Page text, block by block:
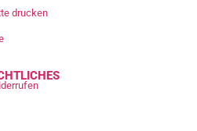
drucken